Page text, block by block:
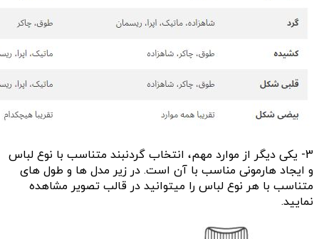
3- یکی دیگر از موارد مهم، انتخاب گردنبند متناسب با نوع لباس
و ایجاد هارمونی مناسب با آن است. در زیر مدل ها و طول های
متناسب با هر نوع لباس را میتوانید در قالب تصویر مشاهده
نمایید.